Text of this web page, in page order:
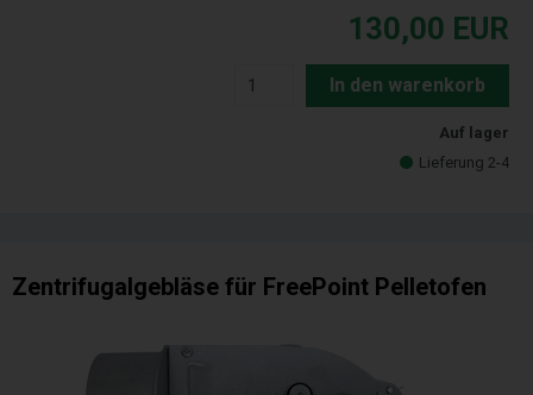
130,00 EUR
In den warenkorb
Auf lager
Lieferung 2-4
Zentrifugalgebläse für FreePoint Pelletofen